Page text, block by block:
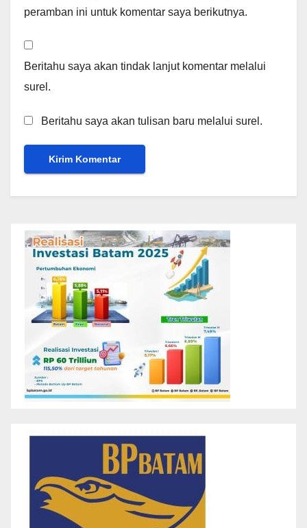
peramban ini untuk komentar saya berikutnya.
Beritahu saya akan tindak lanjut komentar melalui
surel.
Beritahu saya akan tulisan baru melalui surel.